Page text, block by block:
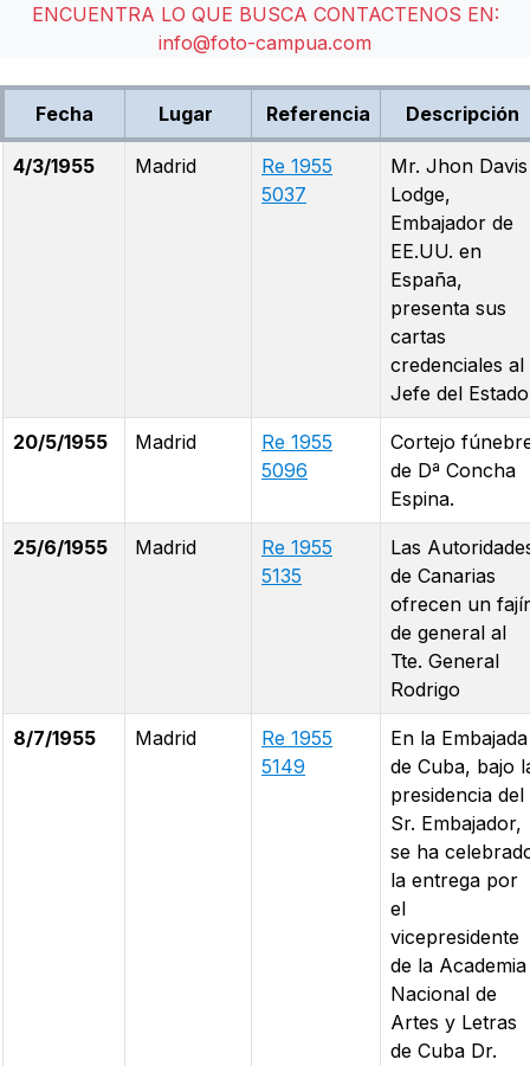
ENCUENTRA LO QUE BUSCA CONTACTENOS EN:
info@foto-campua.com
Fecha Lugar Referencia Descripción
4/3/1955 Madrid
Re 1955
5037
Mr. Jhon Davis
Lodge,
Embajador de
EE.UU. en
España,
presenta sus
cartas
credenciales al
Jefe del
20/5/1955 Madrid
Re 1955
5096
Cortejo
de Dª Concha
Espina.
25/6/1955 Madrid
Re 1955
5135
Las
de Canarias
ofrecen un
de general al
Tte. General
Rodrigo
8/7/1955 Madrid
Re 1955
5149
En la Embajada
de Cuba, bajo
presidencia del
Sr. Embajador,
se ha
la entrega por
el
vicepresidente
de la Academia
Nacional de
Artes y Letras
de Cuba Dr.